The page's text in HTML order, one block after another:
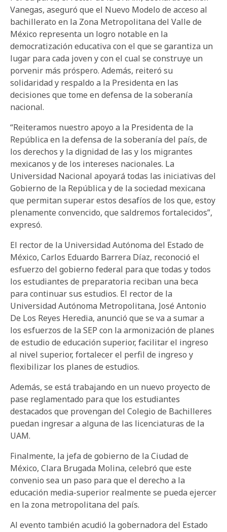
Vanegas, aseguró que el Nuevo Modelo de acceso al
bachillerato en la Zona Metropolitana del Valle de
México representa un logro notable en la
democratización educativa con el que se garantiza un
lugar para cada joven y con el cual se construye un
porvenir más próspero. Además, reiteró su
solidaridad y respaldo a la Presidenta en las
decisiones que tome en defensa de la soberanía
nacional.
“Reiteramos nuestro apoyo a la Presidenta de la
República en la defensa de la soberanía del país, de
los derechos y la dignidad de las y los migrantes
mexicanos y de los intereses nacionales. La
Universidad Nacional apoyará todas las iniciativas del
Gobierno de la República y de la sociedad mexicana
que permitan superar estos desafíos de los que, estoy
plenamente convencido, que saldremos fortalecidos”,
expresó.
El rector de la Universidad Autónoma del Estado de
México, Carlos Eduardo Barrera Díaz, reconoció el
esfuerzo del gobierno federal para que todas y todos
los estudiantes de preparatoria reciban una beca
para continuar sus estudios. El rector de la
Universidad Autónoma Metropolitana, José Antonio
De Los Reyes Heredia, anunció que se va a sumar a
los esfuerzos de la SEP con la armonización de planes
de estudio de educación superior, facilitar el ingreso
al nivel superior, fortalecer el perfil de ingreso y
flexibilizar los planes de estudios.
Además, se está trabajando en un nuevo proyecto de
pase reglamentado para que los estudiantes
destacados que provengan del Colegio de Bachilleres
puedan ingresar a alguna de las licenciaturas de la
UAM.
Finalmente, la jefa de gobierno de la Ciudad de
México, Clara Brugada Molina, celebró que este
convenio sea un paso para que el derecho a la
educación media-superior realmente se pueda ejercer
en la zona metropolitana del país.
Al evento también acudió la gobernadora del Estado